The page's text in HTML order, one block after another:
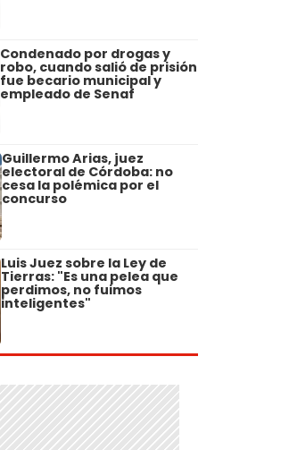
Condenado por drogas y
robo, cuando salió de prisión
fue becario municipal y
empleado de Senaf
Guillermo Arias, juez
electoral de Córdoba: no
cesa la polémica por el
concurso
Luis Juez sobre la Ley de
Tierras: "Es una pelea que
perdimos, no fuimos
inteligentes"